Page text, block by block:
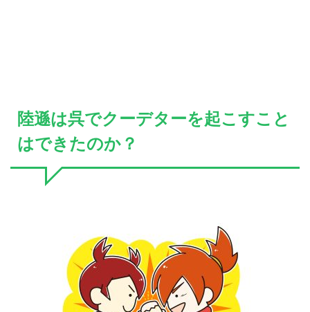
陸遜は呉でクーデターを起こすこと
はできたのか？